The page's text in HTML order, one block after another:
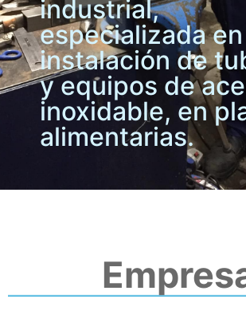
industrial,
especializada
instalación de
y equipos de
inoxidable, en
alimentarias.